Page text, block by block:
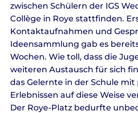
zwischen Schülern der IGS
Collège in Roye stattfinden.
Kontaktaufnahmen und
Ideensammlung gab es
Wochen. Wie toll, dass die
weiteren Austausch für sich
das Gelernte in der Schule mit
Erlebnissen auf diese Weise
Der Roye-Platz bedurfte